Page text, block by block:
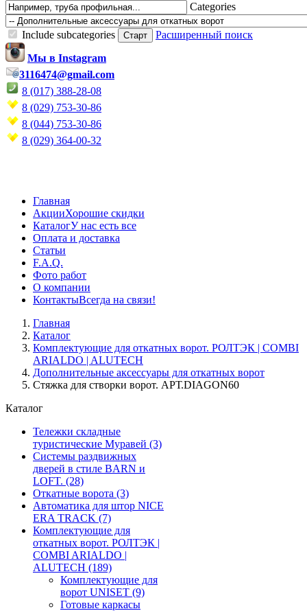
Categories
Include subcategories
Расширенный поиск
Мы в Instagram
3116474@gmail.com
8 (017) 388-28-08
8 (029) 753-30-86
8 (044) 753-30-86
8 (029) 364-00-32
Главная
АкцииХорошие скидки
КаталогУ нас есть все
Оплата и доставка
Статьи
F.A.Q.
Фото работ
О компании
КонтактыВсегда на связи!
Главная
Каталог
Комплектующие для откатных ворот. РОЛТЭК | COMBI
ARIALDO | ALUTECH
Дополнительные аксессуары для откатных ворот
Стяжка для створки ворот. АРТ.DIAGON60
Каталог
Тележки складные
туристические Муравей (3)
Системы раздвижных
дверей в стиле BARN и
LOFT. (28)
Откатные ворота (3)
Автоматика для штор NICE
ERA TRACK (7)
Комплектующие для
откатных ворот. РОЛТЭК |
COMBI ARIALDO |
ALUTECH (189)
Комплектующие для
ворот UNISET (9)
Готовые каркасы